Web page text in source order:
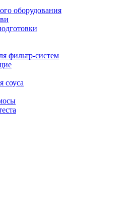
оборудования
фильтр-систем
соуса